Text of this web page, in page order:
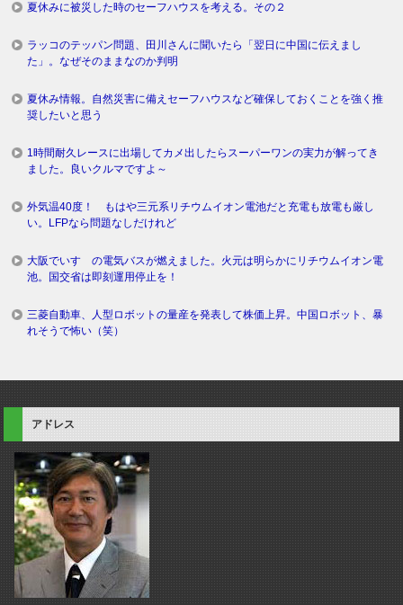
夏休みに被災した時のセーフハウスを考える。その２
ラッコのテッパン問題、田川さんに聞いたら「翌日に中国に伝えまし
た」。なぜそのままなのか判明
夏休み情報。自然災害に備えセーフハウスなど確保しておくことを強く推
奨したいと思う
1時間耐久レースに出場してカメ出したらスーパーワンの実力が解ってき
ました。良いクルマですよ～
外気温40度！ もはや三元系リチウムイオン電池だと充電も放電も厳し
い。LFPなら問題なしだけれど
大阪でいすゞの電気バスが燃えました。火元は明らかにリチウムイオン電
池。国交省は即刻運用停止を！
三菱自動車、人型ロボットの量産を発表して株価上昇。中国ロボット、暴
れそうで怖い（笑）
アドレス